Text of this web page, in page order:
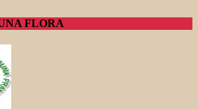
FLORA